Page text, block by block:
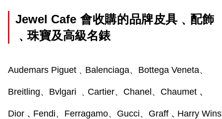
Jewel Cafe 會收購的品牌皮具﹑配飾
﹑珠寶及高級名錶
Audemars Piguet﹑ Balenciaga、 Bottega Veneta、
Breitling、 Bvlgari Cartier、 Chanel、 Chaumet﹑
Dior﹑Fendi、 Ferragamo、 Gucci、 Graff﹑Harry